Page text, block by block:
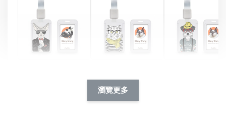
件套(附伸縮卡扣)
CSAA05
瀏覽更多